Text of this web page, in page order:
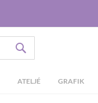
ATELJÉ GRAFIK